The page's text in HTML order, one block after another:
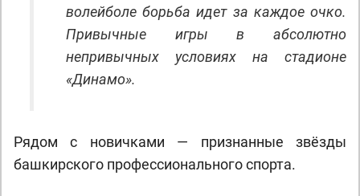
волейболе борьба идет за каждое очко.
Привычные игры в абсолютно
непривычных условиях на стадионе
«Динамо».
Рядом с новичками — признанные звёзды
башкирского профессионального спорта.